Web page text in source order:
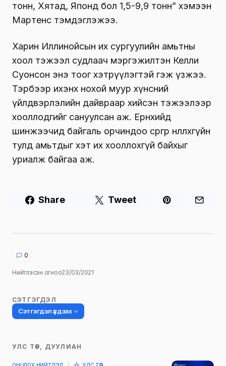
тонн, Хятад, Японд бол 1,5-9,9 тонн” хэмээн
Мартенс тэмдэглэжээ.
Харин Иллинойсын их сургуулийн амьтны
хоол тэжээл судлаач мэргэжилтэн Келли
Суонсон энэ тоог хэтрүүлэгтэй гэж үзжээ.
Тэрбээр ихэнх нохой муур хүнсний
үйлдвэрлэлийн дайвраар хийсэн тэжээлээр
хооллодгийг сануулсан аж. Ерөнхийдөө
шинжээчид байгаль орчиндоо сөргөөр нөлөөлөхгүйн
тулд амьтдыг хэт их хооллохгүй байхыг
уриалж байгаа аж.
Share Tweet
0
Нийтлэсэн огноо23/03/2021
СЭТГЭГДЭЛ
Сэтгэгдэл үлдээх
Таны имэйл хаягийг нийтлэхгүй.
УЛС ТӨР, ДУУЛИАН